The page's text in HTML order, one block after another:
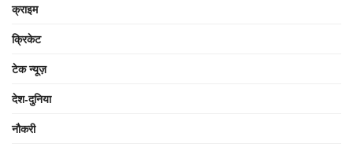
क्राइम
क्रिकेट
टेक न्यूज़
देश-दुनिया
नौकरी